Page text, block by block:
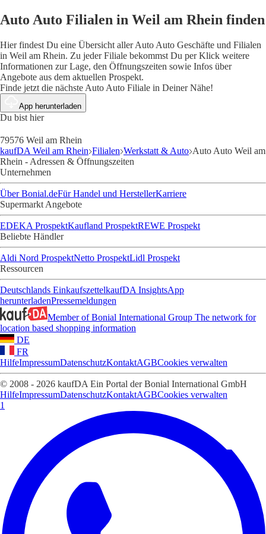
Auto Auto Filialen in Weil am Rhein finden
Hier findest Du eine Übersicht aller Auto Auto Geschäfte und Filialen
in Weil am Rhein. Zu jeder Filiale bekommst Du per Klick weitere
Informationen zur Lage, den Öffnungszeiten sowie Infos über
Angebote aus dem aktuellen Prospekt.
Finde jetzt die nächste Auto Auto Filiale in Deiner Nähe!
App herunterladen
Du bist hier
79576 Weil am Rhein
kaufDA Weil am Rhein Filialen Werkstatt & Auto Auto Auto Weil am
Rhein - Adressen & Öffnungszeiten
Unternehmen
Über Bonial.deFür Handel und HerstellerKarriere
Supermarkt Angebote
EDEKA ProspektKaufland ProspektREWE Prospekt
Beliebte Händler
Aldi Nord ProspektNetto ProspektLidl Prospekt
Ressourcen
Deutschlands EinkaufszettelkaufDA InsightsApp
herunterladenPressemeldungen
Member of Bonial International Group The network for
location based shopping information
DE
FR
HilfeImpressumDatenschutzKontaktAGBCookies verwalten
© 2008 - 2026 kaufDA Ein Portal der Bonial International GmbH
HilfeImpressumDatenschutzKontaktAGBCookies verwalten
1